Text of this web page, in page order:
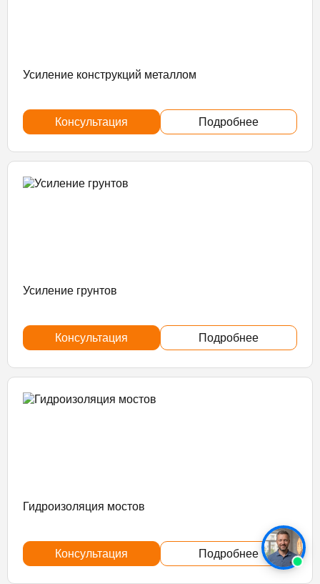
Усиление конструкций металлом
Консультация Подробнее
Усиление грунтов
Консультация Подробнее
Гидроизоляция мостов
Консультация Подробнее